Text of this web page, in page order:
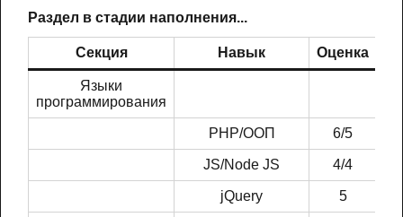
Раздел в стадии наполнения...
Секция Навык Оценка
Языки
программирования
PHP/ООП 6/5
JS/Node JS 4/4
jQuery 5